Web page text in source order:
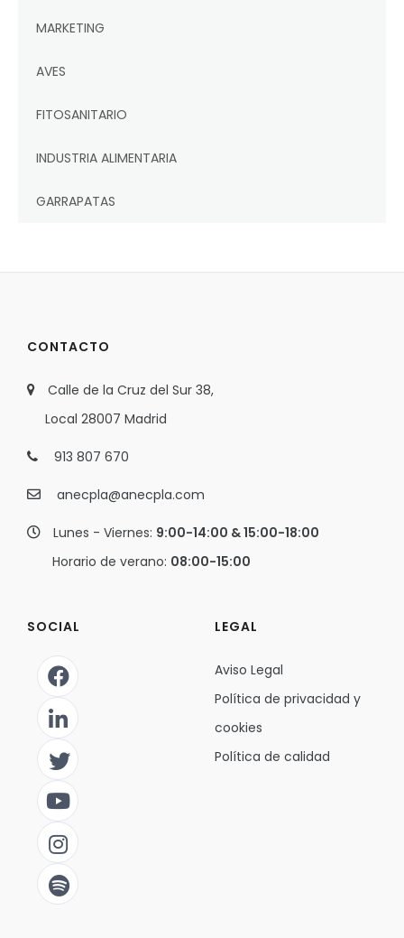
MARKETING
AVES
FITOSANITARIO
INDUSTRIA ALIMENTARIA
GARRAPATAS
CONTACTO
Calle de la Cruz del Sur 38,
Local 28007 Madrid
913 807 670
anecpla@anecpla.com
Lunes - Viernes: 9:00-14:00 & 15:00-18:00
Horario de verano: 08:00-15:00
SOCIAL LEGAL
Aviso Legal
Política de privacidad y
cookies
Política de calidad